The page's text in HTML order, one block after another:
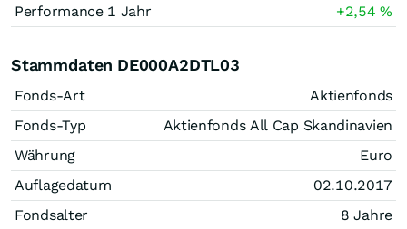
Performance 1 Jahr
+2,54%
Stammdaten DE000A2DTL03
Fonds-Art
Aktienfonds
Fonds-Typ
Aktienfonds All Cap Skandinavien
Währung
Euro
Auflagedatum
02.10.2017
Fondsalter
8 Jahre